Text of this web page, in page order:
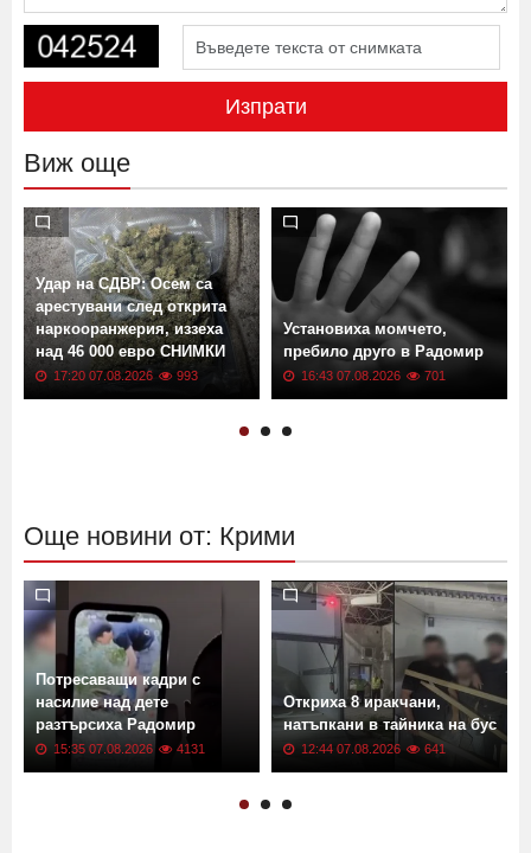
Изпрати
Виж още
Удар на СДВР: Осем са
арестувани след открита
наркооранжерия, иззеха
над 46 000 евро СНИМКИ
17:20 07.08.2026 993
Установиха момчето,
пребило друго в Радомир
16:43 07.08.2026 701
Още новини от: Крими
Потресаващи кадри с
насилие над дете
разтърсиха Радомир
15:35 07.08.2026 4131
Откриха 8 иракчани,
натъпкани в тайника на бус
12:44 07.08.2026 641